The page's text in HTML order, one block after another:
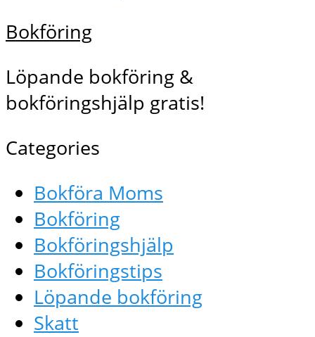
Bokföring
Löpande bokföring &
bokföringshjälp gratis!
Categories
Bokföra Moms
Bokföring
Bokföringshjälp
Bokföringstips
Löpande bokföring
Skatt